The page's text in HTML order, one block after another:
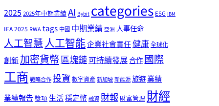
2025 2025年中期業績AI Bybitcategories ESG IBM
IFA 2025 RWAtags 中國 中期業績 亞洲 人事任命
人工智慧人工智能企業社會責任健康全球化
創新加密貨幣區塊鏈可持續發展合作國際
工商 戰略合作投資數字資產新加坡新能源旅遊業績
業績報告 獎項生活穩定幣融資 財報 財富管理 財經